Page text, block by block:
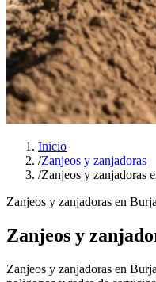
Inicio
/Zanjeos y zanjadoras
/Zanjeos y zanjadoras
Zanjeos y zanjadoras en
Zanjeos y
Zanjeos y zanjadoras en